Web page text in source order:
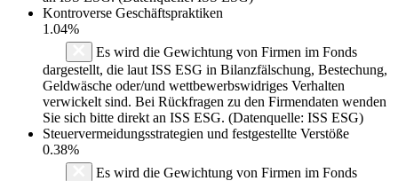
Kontroverse Geschäftspraktiken
1.04%
Es wird die Gewichtung von Firmen im Fonds
dargestellt, die laut ISS ESG in Bilanzfälschung, Bestechung,
Geldwäsche oder/und wettbewerbswidriges Verhalten
verwickelt sind. Bei Rückfragen zu den Firmendaten wenden
Sie sich bitte direkt an ISS ESG. (Datenquelle: ISS ESG)
Steuervermeidungsstrategien und festgestellte Verstöße
0.38%
Es wird die Gewichtung von Firmen im Fonds